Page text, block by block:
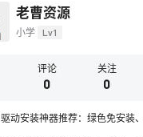
老曹资源
小学 Lv1
评论
0
关注
0
驱动安装神器推荐：绿色免安装